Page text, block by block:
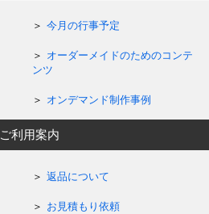
今月の行事予定
オーダーメイドのためのコンテ
ンツ
オンデマンド制作事例
ご利用案内
返品について
お見積もり依頼